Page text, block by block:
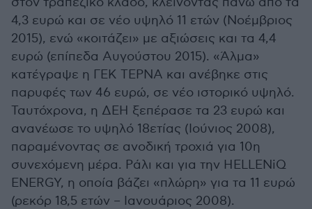
4,3 ευρώ και σε νέο υψηλό 11 ετών (Νοέμβριος
2015), ενώ «κοιτάζει» με αξιώσεις και τα 4,4
ευρώ (επίπεδα Αυγούστου 2015). «Άλμα»
κατέγραψε η ΓΕΚ ΤΕΡΝΑ και ανέβηκε στις
παρυφές των 46 ευρώ, σε νέο ιστορικό υψηλό.
Ταυτόχρονα, η ΔΕΗ ξεπέρασε τα 23 ευρώ και
ανανέωσε το υψηλό 18ετίας (Ιούνιος 2008),
παραμένοντας σε ανοδική τροχιά για 10η
συνεχόμενη μέρα. Ράλι και για την HELLENiQ
ENERGY, η οποία βάζει «πλώρη» για τα 11 ευρώ
(ρεκόρ 18,5 ετών – Ιανουάριος 2008).